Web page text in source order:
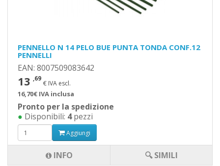
PENNELLO N 14 PELO BUE PUNTA TONDA CONF.12
PENNELLI
EAN: 8007509083642
13 ,69
€ IVA escl.
16,70€ IVA inclusa
Pronto per la spedizione
● Disponibili: 4pezzi
Aggiungi
INFO 🔍 SIMILI